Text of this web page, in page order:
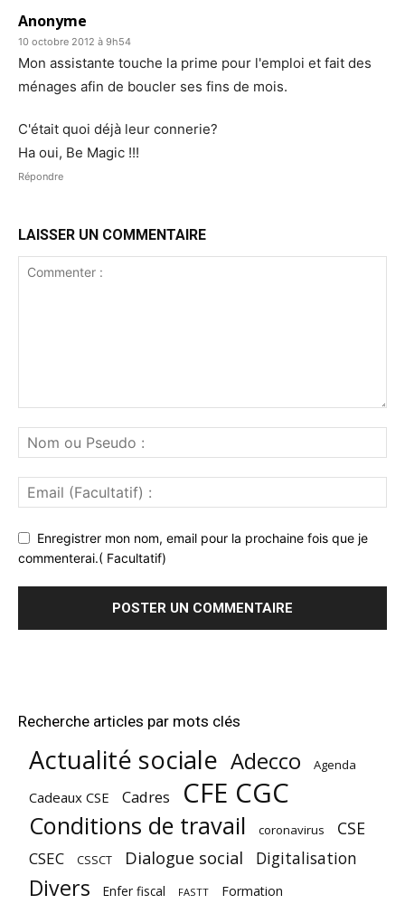
Anonyme
10 octobre 2012 à 9h54
Mon assistante touche la prime pour l'emploi et fait des
ménages afin de boucler ses fins de mois.
C'était quoi déjà leur connerie?
Ha oui, Be Magic !!!
Répondre
LAISSER UN COMMENTAIRE
Enregistrer mon nom, email pour la prochaine fois que je
commenterai.( Facultatif)
Recherche articles par mots clés
Actualité sociale Adecco Agenda
Cadeaux CSE Cadres CFE CGC
Conditions de travail coronavirus CSE
CSEC CSSCT Dialogue social Digitalisation
Divers Enfer fiscal FASTT Formation